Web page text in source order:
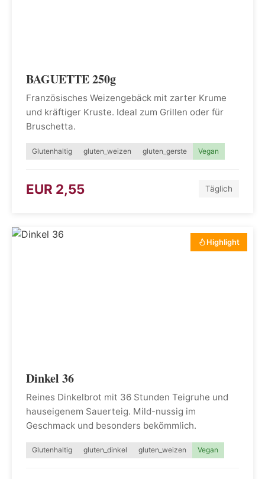
BAGUETTE 250g
Französisches Weizengebäck mit zarter Krume
und kräftiger Kruste. Ideal zum Grillen oder für
Bruschetta.
Glutenhaltig gluten_weizen gluten_gerste Vegan
EUR 2,55 Täglich
Highlight
Dinkel 36
Reines Dinkelbrot mit 36 Stunden Teigruhe und
hauseigenem Sauerteig. Mild-nussig im
Geschmack und besonders bekömmlich.
Glutenhaltig gluten_dinkel gluten_weizen Vegan